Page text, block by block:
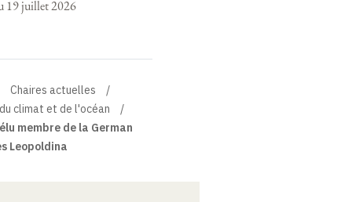
19 juillet 2026
Chaires actuelles
climat et de l'océan
membre de la German
Leopoldina